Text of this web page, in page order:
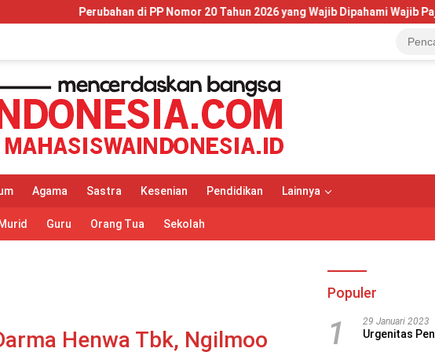
di PP Nomor 20 Tahun 2026 yang Wajib Dipahami Wajib Pajak dan Pelaku UMKM
Agama Sastra Kesenian Pendidikan Lainnya
Murid Guru Orang Tua Sekolah
Henwa Tbk, Ngilmoo
Populer
1 29 Januari 2023
Urgenitas